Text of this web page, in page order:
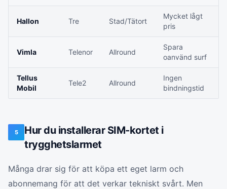
Hallon Tre Stad/Tätort
Mycket lågt
pris
Vimla Telenor Allround
Spara
oanvänd surf
Tellus
Mobil
Tele2 Allround
Ingen
bindningstid
5
Hur du installerar SIM-kortet i
trygghetslarmet
Många drar sig för att köpa ett eget larm och
abonnemang för att det verkar tekniskt svårt. Men